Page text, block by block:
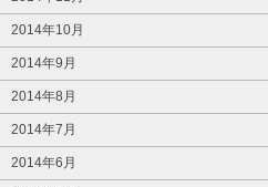
2014年10月
2014年9月
2014年8月
2014年7月
2014年6月